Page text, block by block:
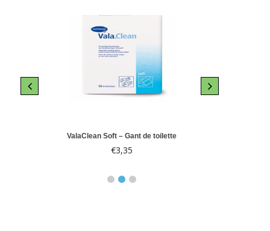
ValaClean Soft – Gant de toilette
€3,35